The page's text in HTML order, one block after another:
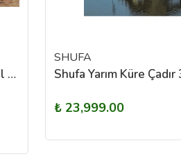
Woka Base Air Tent 7 m² Yeşil Şişme Kamp Çadırı
SHUFA
₺ 23,999.00